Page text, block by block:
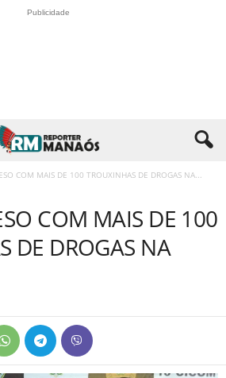
Publicidade
COM MAIS DE 100 TROUXINHAS DE DROGAS NA...
COM MAIS DE 100
DE DROGAS NA